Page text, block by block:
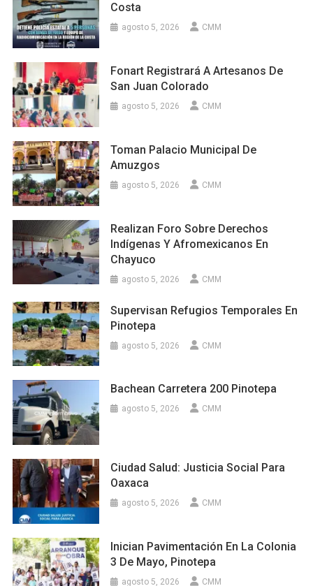
Costa
agosto 5, 2026 CMM
Fonart Registrará A Artesanos De
San Juan Colorado
agosto 5, 2026 CMM
Toman Palacio Municipal De
Amuzgos
agosto 5, 2026 CMM
Realizan Foro Sobre Derechos
Indígenas Y Afromexicanos En
Chayuco
agosto 5, 2026 CMM
Supervisan Refugios Temporales En
Pinotepa
agosto 5, 2026 CMM
Bachean Carretera 200 Pinotepa
agosto 5, 2026 CMM
Ciudad Salud: Justicia Social Para
Oaxaca
agosto 5, 2026 CMM
Inician Pavimentación En La Colonia
3 De Mayo, Pinotepa
agosto 5, 2026 CMM